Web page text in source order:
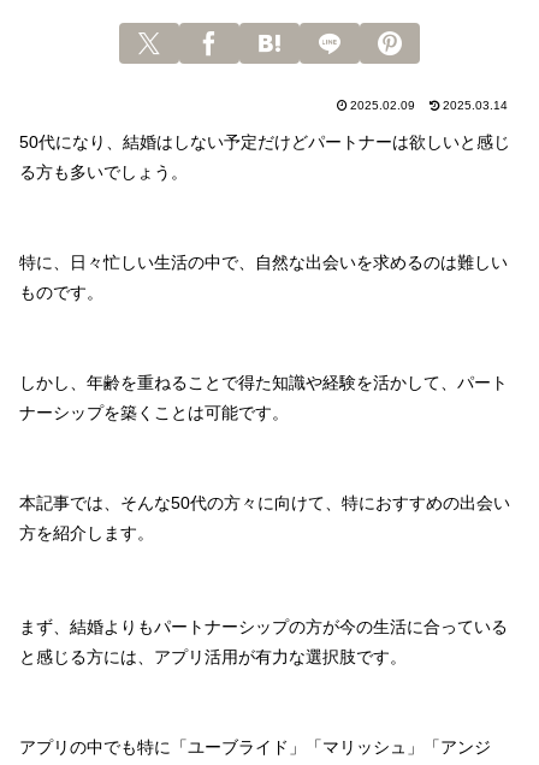
2025.02.09 2025.03.14
50代になり、結婚はしない予定だけどパートナーは欲しいと感じ
る方も多いでしょう。
特に、日々忙しい生活の中で、自然な出会いを求めるのは難しい
ものです。
しかし、年齢を重ねることで得た知識や経験を活かして、パート
ナーシップを築くことは可能です。
本記事では、そんな50代の方々に向けて、特におすすめの出会い
方を紹介します。
まず、結婚よりもパートナーシップの方が今の生活に合っている
と感じる方には、アプリ活用が有力な選択肢です。
アプリの中でも特に「ユーブライド」「マリッシュ」「アンジ